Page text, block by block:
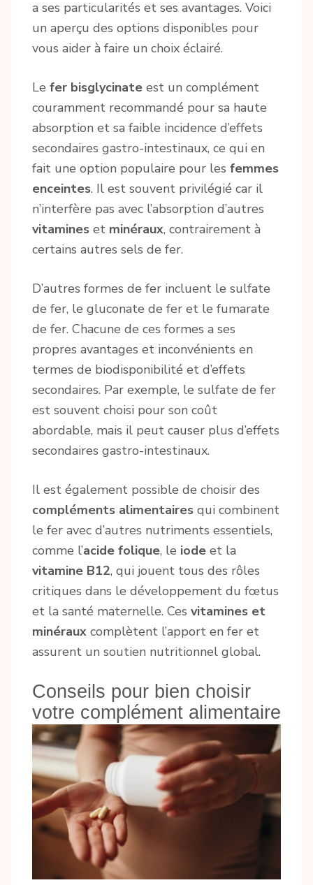
a ses particularités et ses avantages. Voici
un aperçu des options disponibles pour
vous aider à faire un choix éclairé.
Le fer bisglycinate est un complément
couramment recommandé pour sa haute
absorption et sa faible incidence d’effets
secondaires gastro-intestinaux, ce qui en
fait une option populaire pour les femmes
enceintes. Il est souvent privilégié car il
n’interfère pas avec l’absorption d’autres
vitamines et minéraux, contrairement à
certains autres sels de fer.
D’autres formes de fer incluent le sulfate
de fer, le gluconate de fer et le fumarate
de fer. Chacune de ces formes a ses
propres avantages et inconvénients en
termes de biodisponibilité et d’effets
secondaires. Par exemple, le sulfate de fer
est souvent choisi pour son coût
abordable, mais il peut causer plus d’effets
secondaires gastro-intestinaux.
Il est également possible de choisir des
compléments alimentaires qui combinent
le fer avec d’autres nutriments essentiels,
comme l’acide folique, le iode et la
vitamine B12, qui jouent tous des rôles
critiques dans le développement du fœtus
et la santé maternelle. Ces vitamines et
minéraux complètent l’apport en fer et
assurent un soutien nutritionnel global.
Conseils pour bien choisir
votre complément alimentaire